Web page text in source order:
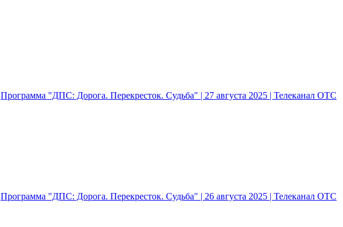
Программа "ДПС: Дорога. Перекресток. Судьба" | 27 августа 2025 | Телеканал ОТС
Программа "ДПС: Дорога. Перекресток. Судьба" | 26 августа 2025 | Телеканал ОТС